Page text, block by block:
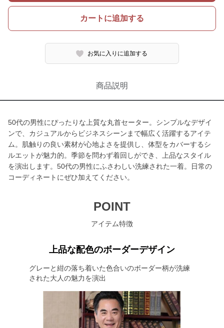
カートに追加する
お気に入りに追加する
商品説明
50代の男性にぴったりな上質な丸首セーター。シンプルなデザイ
ンで、カジュアルからビジネスシーンまで幅広く活躍するアイテ
ム。肌触りの良い素材が心地よさを提供し、体型をカバーするシ
ルエットが魅力的。季節を問わず着回しができ、上品なスタイル
を演出します。50代の男性にふさわしい洗練された一着。日常の
コーディネートにぜひ加えてください。
POINT
アイテム特徴
上品な配色のボーダーデザイン
グレーと紺の落ち着いた色合いのボーダー柄が洗練
された大人の魅力を演出